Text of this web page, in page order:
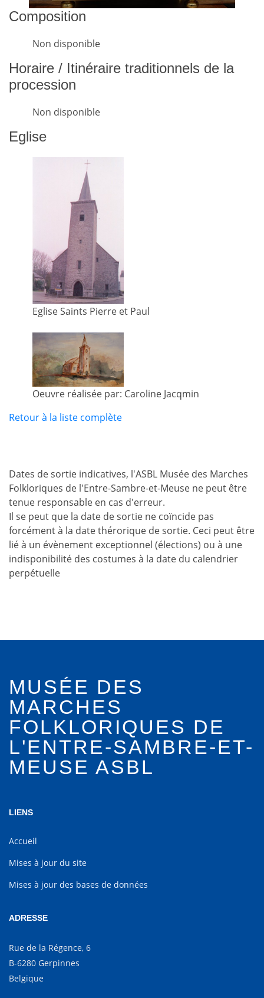
Composition
Non disponible
Horaire / Itinéraire traditionnels de la
procession
Non disponible
Eglise
Eglise Saints Pierre et Paul
Oeuvre réalisée par: Caroline Jacqmin
Retour à la liste complète
Dates de sortie indicatives, l'ASBL Musée des Marches
Folkloriques de l'Entre-Sambre-et-Meuse ne peut être
tenue responsable en cas d'erreur.
Il se peut que la date de sortie ne coïncide pas
forcément à la date thérorique de sortie. Ceci peut être
lié à un évènement exceptionnel (élections) ou à une
indisponibilité des costumes à la date du calendrier
perpétuelle
MUSÉE DES
MARCHES
FOLKLORIQUES DE
L'ENTRE-SAMBRE-ET-
MEUSE ASBL
LIENS
Accueil
Mises à jour du site
Mises à jour des bases de données
ADRESSE
Rue de la Régence, 6
B-6280 Gerpinnes
Belgique